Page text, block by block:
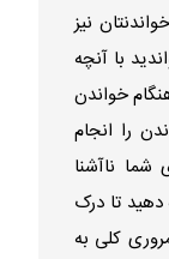
نیز
با آنچه
خواندن
را انجام
ناآشنا
دهید تا درک
کلی به